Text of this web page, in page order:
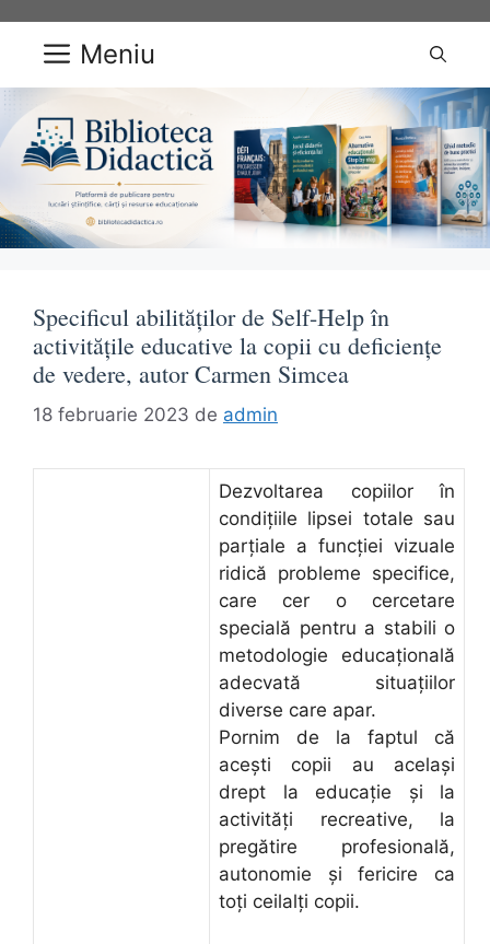
conținut Meniu
Specificul abilităţilor de Self-Help în
activităţile educative la copii cu deficienţe
de vedere, autor Carmen Simcea
18 februarie 2023 de admin
Dezvoltarea copiilor în
condiţiile lipsei totale sau
parţiale a funcţiei vizuale
ridică probleme specifice,
care cer o cercetare
specială pentru a stabili o
metodologie educaţională
adecvată situaţiilor
diverse care apar.
Pornim de la faptul că
aceşti copii au acelaşi
drept la educaţie şi la
activităţi recreative, la
pregătire profesională,
autonomie şi fericire ca
toţi ceilalţi copii.